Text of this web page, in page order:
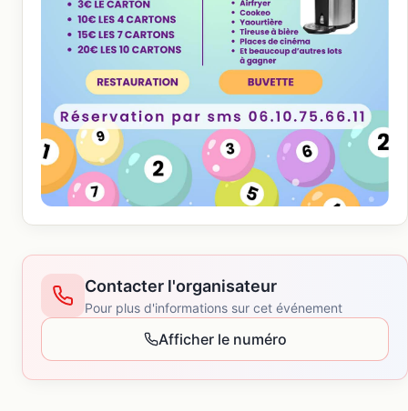
Contacter l'organisateur
Pour plus d'informations sur cet événement
Afficher le numéro